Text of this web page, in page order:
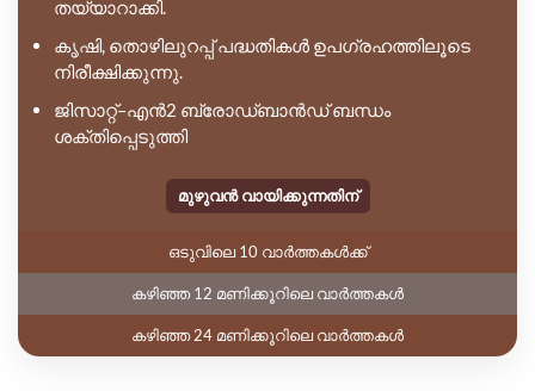
തയ്യാറാക്കി.
കൃഷി, തൊഴിലുറപ്പ് പദ്ധതികൾ ഉപഗ്രഹത്തിലൂടെ
നിരീക്ഷിക്കുന്നു.
ജിസാറ്റ്–എൻ2 ബ്രോഡ്ബാൻഡ് ബന്ധം
ശക്തിപ്പെടുത്തി
മുഴുവൻ വായിക്കുന്നതിന്
ഒടുവിലെ 10 വാർത്തകൾക്ക്
കഴിഞ്ഞ 12 മണിക്കൂറിലെ വാർത്തകൾ
കഴിഞ്ഞ 24 മണിക്കൂറിലെ വാർത്തകൾ